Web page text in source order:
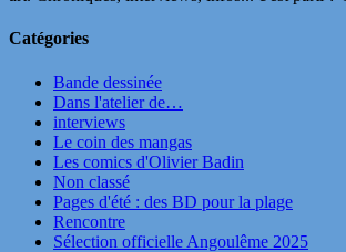
Catégories
Bande dessinée
Dans l'atelier de…
interviews
Le coin des mangas
Les comics d'Olivier Badin
Non classé
Pages d'été : des BD pour la plage
Rencontre
Sélection officielle Angoulême 2025